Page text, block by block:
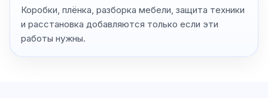
Коробки, плёнка, разборка мебели, защита техники
и расстановка добавляются только если эти
работы нужны.